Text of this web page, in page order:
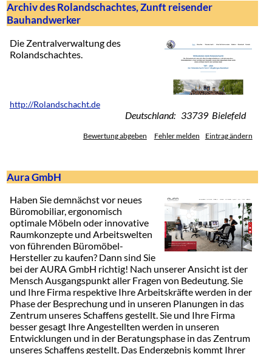
Archiv des Rolandschachtes, Zunft reisender
Bauhandwerker
Die Zentralverwaltung des
Rolandschachtes.
http://Rolandschacht.de
Deutschland: 33739 Bielefeld
Bewertung abgeben Fehler melden Eintrag ändern
Aura GmbH
Haben Sie demnächst vor neues
Büromobiliar, ergonomisch
optimale Möbeln oder innovative
Raumkonzepte und Arbeitswelten
von führenden Büromöbel-
Hersteller zu kaufen? Dann sind Sie
bei der AURA GmbH richtig! Nach unserer Ansicht ist der
Mensch Ausgangspunkt aller Fragen von Bedeutung. Sie
und Ihre Firma respektive Ihre Arbeitskräfte werden in der
Phase der Besprechung und in unseren Planungen in das
Zentrum unseres Schaffens gestellt. Sie und Ihre Firma
besser gesagt Ihre Angestellten werden in unseren
Entwicklungen und in der Beratungsphase in das Zentrum
unseres Schaffens gestellt. Das Endergebnis kommt Ihrer